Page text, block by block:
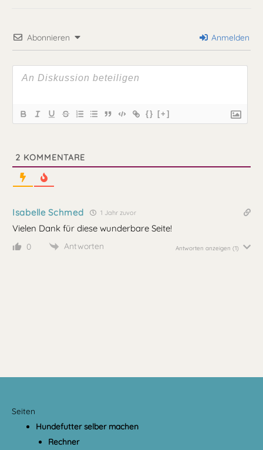
Abonnieren Anmelden
{} [+]
2 KOMMENTARE
Isabelle Schmed 1 Jahr zuvor
Vielen Dank für diese wunderbare Seite!
0 Antworten Antworten anzeigen (1)
Seiten
Hundefutter selber machen
Rechner